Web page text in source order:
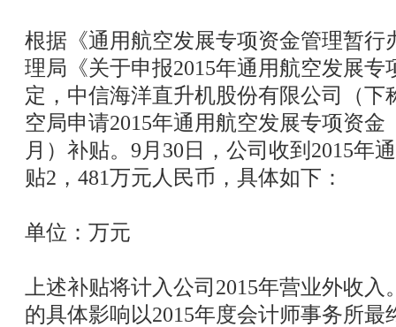
根据《通用航空发展专项资金管理暂行
理局《关于申报2015年通用航空发展
定，中信海洋直升机股份有限公司（下
空局申请2015年通用航空发展专项资金
月）补贴。9月30日，公司收到2015年
贴2，481万元人民币，具体如下：
单位：万元
上述补贴将计入公司2015年营业外收
的具体影响以2015年度会计师事务所最